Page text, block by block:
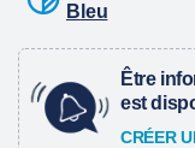
Bleu
Être
est
CRÉER